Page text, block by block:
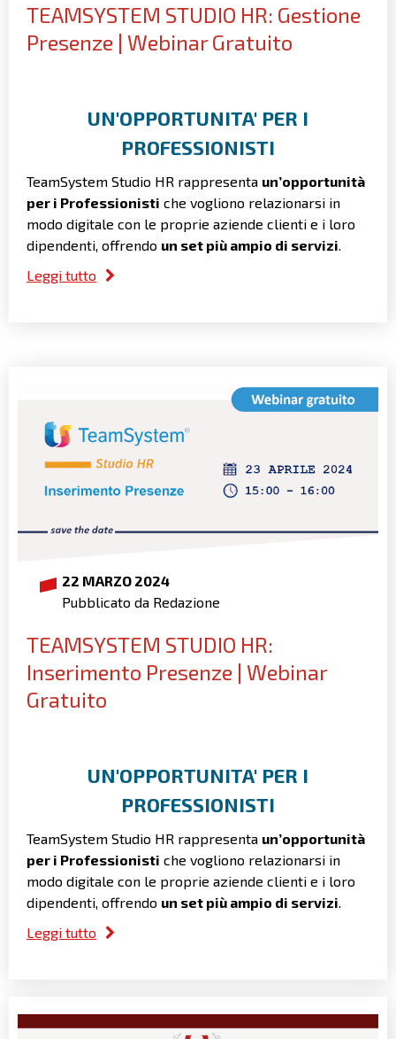
TEAMSYSTEM STUDIO HR: Gestione
Presenze | Webinar Gratuito
UN'OPPORTUNITA' PER I
PROFESSIONISTI
TeamSystem Studio HR rappresenta un’opportunità
per i Professionisti che vogliono relazionarsi in
modo digitale con le proprie aziende clienti e i loro
dipendenti, offrendo un set più ampio di servizi.
Leggi tutto
22 MARZO 2024
Pubblicato da Redazione
TEAMSYSTEM STUDIO HR:
Inserimento Presenze | Webinar
Gratuito
UN'OPPORTUNITA' PER I
PROFESSIONISTI
TeamSystem Studio HR rappresenta un’opportunità
per i Professionisti che vogliono relazionarsi in
modo digitale con le proprie aziende clienti e i loro
dipendenti, offrendo un set più ampio di servizi.
Leggi tutto